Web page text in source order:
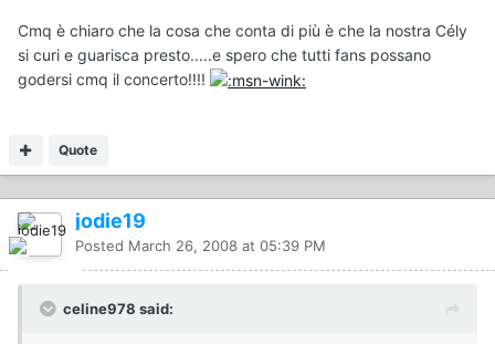
Cmq è chiaro che la cosa che conta di più è che la nostra Cély
si curi e guarisca presto.....e spero che tutti fans possano
godersi cmq il concerto!!!!
Quote
jodie19
Posted March 26, 2008 at 05:39 PM
celine978 said: